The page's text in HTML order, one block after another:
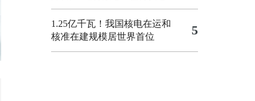
1.25亿千瓦！我国核电在运和
核准在建规模居世界首位
5